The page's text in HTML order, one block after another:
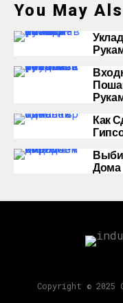
You May
Как
Дома
Copyright © 2025